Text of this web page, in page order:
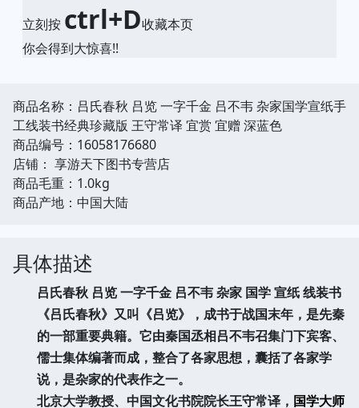
立刻按 ctrl+D收藏本页
你会得到大惊喜!!
商品名称：吕氏春秋 吕览 一字千金 吕不韦 杂家国学宣纸手
工线装书经典珍藏版 王守常译 宜赏 宜赠 深蓝色
商品编号：16058176680
店铺： 享游天下图书专营店
商品毛重：1.0kg
商品产地：中国大陆
具体描述
吕氏春秋 吕览 一字千金 吕不韦 杂家 国学 宣纸 线装书
《吕氏春秋》又叫《吕览》，成书于战国末年，是先秦
的一部重要典籍。它由秦国丞相吕不韦召集门下宾客、
儒士集体编著而成，整合了各家思想，囊括了各家学
说，是杂家的代表作之一。
北京大学教授、中国文化书院院长王守常译， 国学大师